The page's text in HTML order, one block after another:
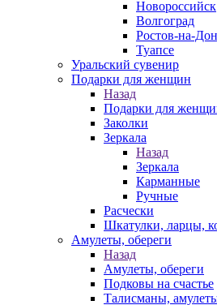
Новороссийск
Волгоград
Ростов-на-
Туапсе
Уральский сувенир
Подарки для женщин
Назад
Подарки для
Заколки
Зеркала
Назад
Зеркала
Карманные
Ручные
Расчески
Шкатулки, ларцы,
Амулеты, обереги
Назад
Амулеты, обереги
Подковы на счастье
Талисманы,